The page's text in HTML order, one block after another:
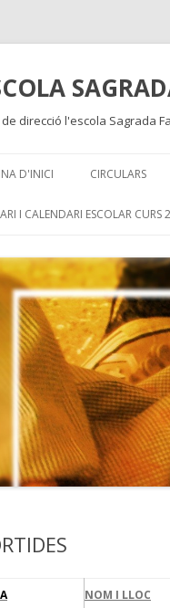
de direcció l'escola Sagrada
D'INICI CIRCULARS
I CALENDARI ESCOLAR
NOM I LLOC